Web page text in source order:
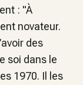
: "À
novateur.
des
soi dans le
1970. Il les